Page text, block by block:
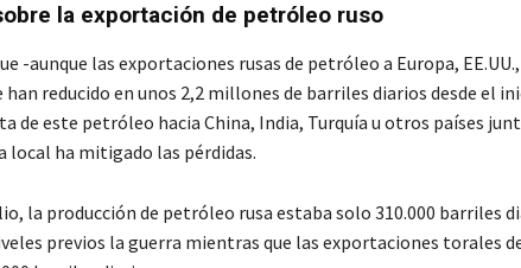
la exportación de petróleo ruso
-aunque las exportaciones rusas de petróleo a Europa,
han reducido en unos 2,2 millones de barriles diarios desde el
de este petróleo hacia China, India, Turquía u otros países
local ha mitigado las pérdidas.
la producción de petróleo rusa estaba solo 310.000 barriles
previos la guerra mientras que las exportaciones torales